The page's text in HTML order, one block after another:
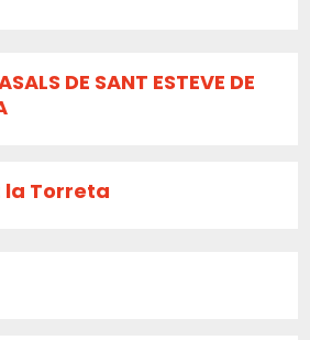
DE SANT ESTEVE DE
la Torreta